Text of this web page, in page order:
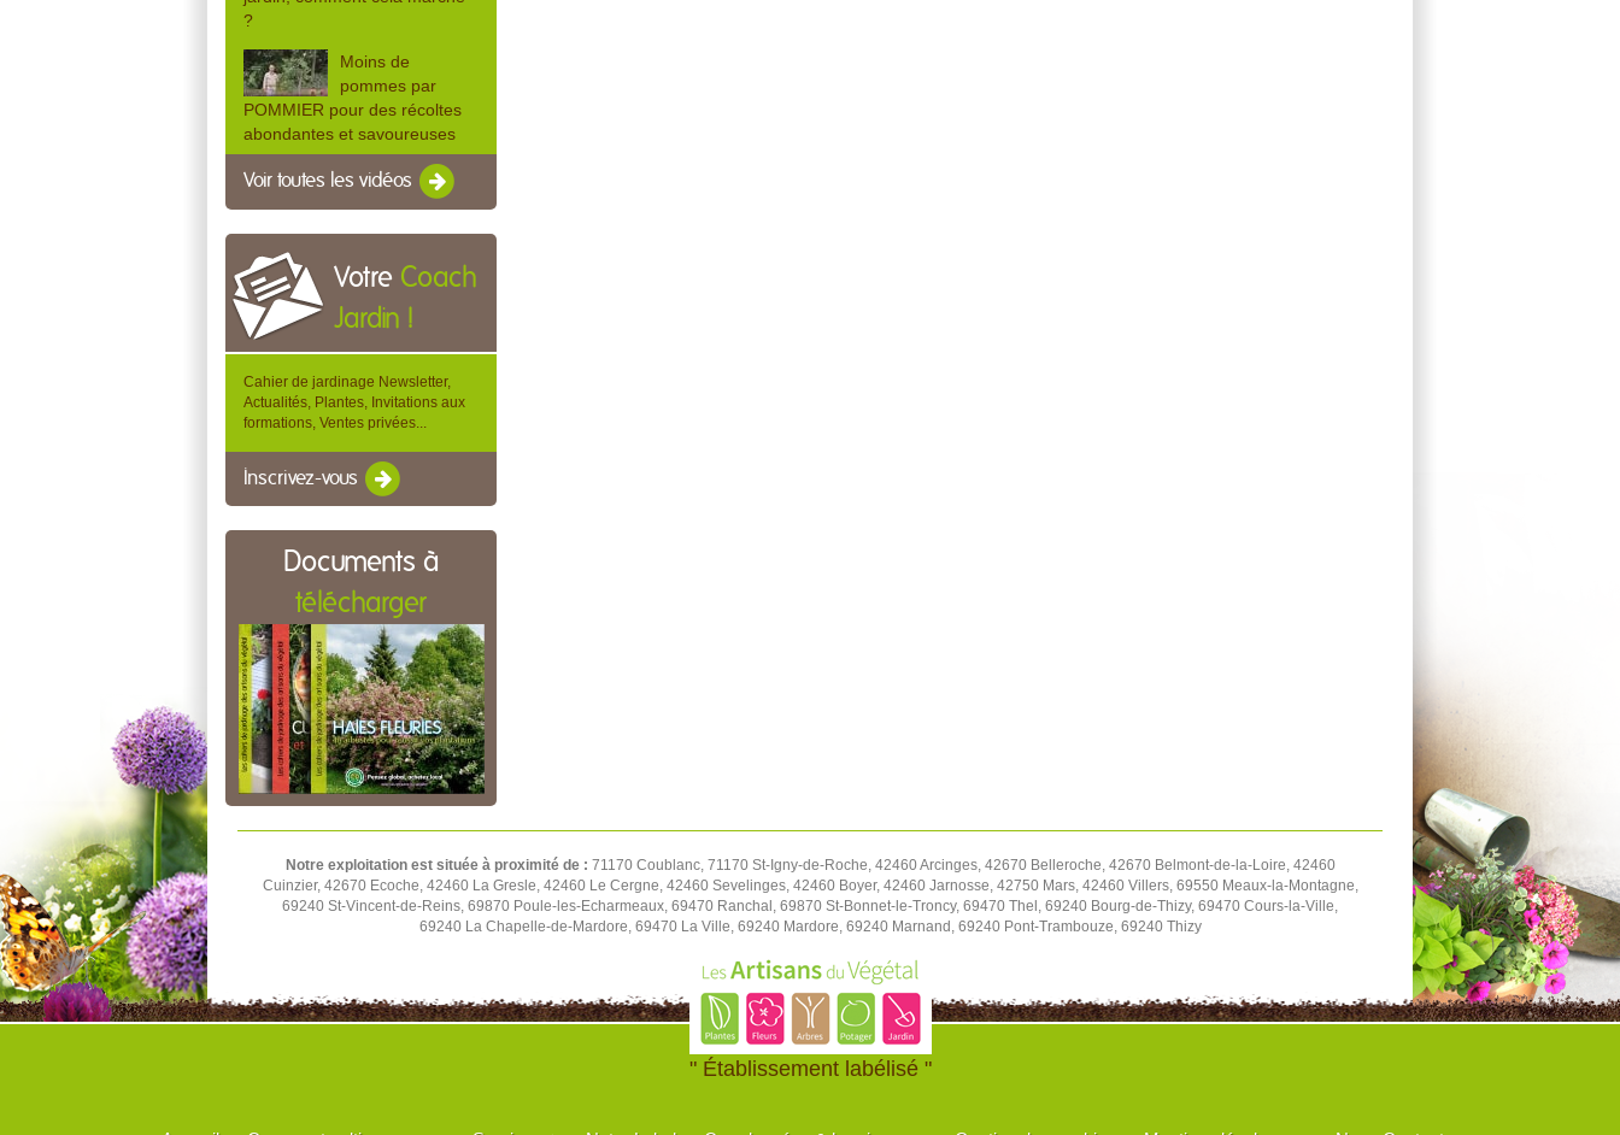
?
Moins de
pommes par
POMMIER pour des récoltes
abondantes et savoureuses
Voir toutes les vidéos
Votre Coach
Jardin !
Cahier de jardinage Newsletter,
Actualités, Plantes, Invitations aux
formations, Ventes privées...
Inscrivez-vous
Documents à
télécharger
Notre exploitation est située à proximité de : 71170 Coublanc, 71170 St-Igny-de-Roche, 42460 Arcinges, 42670 Belleroche, 42670 Belmont-de-la-Loire, 42460
Cuinzier, 42670 Ecoche, 42460 La Gresle, 42460 Le Cergne, 42460 Sevelinges, 42460 Boyer, 42460 Jarnosse, 42750 Mars, 42460 Villers, 69550 Meaux-la-Montagne,
69240 St-Vincent-de-Reins, 69870 Poule-les-Echarmeaux, 69470 Ranchal, 69870 St-Bonnet-le-Troncy, 69470 Thel, 69240 Bourg-de-Thizy, 69470 Cours-la-Ville,
69240 La Chapelle-de-Mardore, 69470 La Ville, 69240 Mardore, 69240 Marnand, 69240 Pont-Trambouze, 69240 Thizy
" Établissement labélisé "